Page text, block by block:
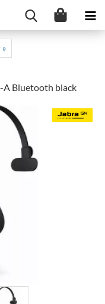
»
A Bluetooth black